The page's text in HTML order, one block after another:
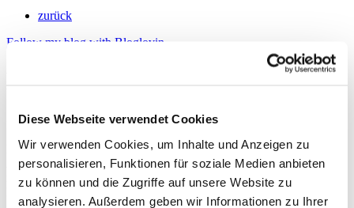
Diese Webseite verwendet Cookies
Wir verwenden Cookies, um Inhalte und Anzeigen zu
personalisieren, Funktionen für soziale Medien anbieten
zu können und die Zugriffe auf unsere Website zu
analysieren. Außerdem geben wir Informationen zu Ihrer
zurück
Follow my blog with Bloglovin
getrockneten Blumen«
DIY und Interior BloggerinVerazeigt euch in dersisterMAG
Ausgabe No. 50 drei festliche DIYs, die ihr schnell und einfach
nachgestalten könnt. Hier könnt ihr kostenlos die Anleitung für das
DIY »Haarkamm mit getrockneten Blumen« herunterladen.